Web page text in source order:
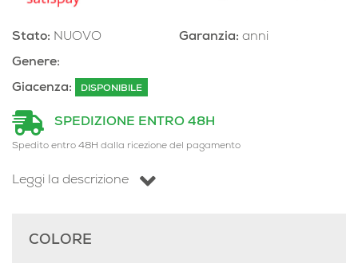
Stato: NUOVO
Genere:
Garanzia: anni
Giacenza: DISPONIBILE
SPEDIZIONE ENTRO 48H
Spedito entro 48H dalla ricezione del pagamento
Leggi la descrizione
COLORE